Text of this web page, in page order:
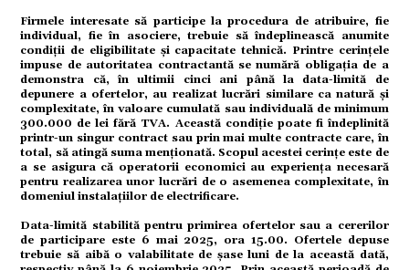
Firmele interesate să participe la procedura de atribuire, fie
individual, fie în asociere, trebuie să îndeplinească anumite
condiții de eligibilitate și capacitate tehnică. Printre cerințele
impuse de autoritatea contractantă se numără obligația de a
demonstra că, în ultimii cinci ani până la data-limită de
depunere a ofertelor, au realizat lucrări similare ca natură și
complexitate, în valoare cumulată sau individuală de minimum
300.000 de lei fără TVA. Această condiție poate fi îndeplinită
printr-un singur contract sau prin mai multe contracte care, în
total, să atingă suma menționată. Scopul acestei cerințe este de
a se asigura că operatorii economici au experiența necesară
pentru realizarea unor lucrări de o asemenea complexitate, în
domeniul instalațiilor de electrificare.
Data-limită stabilită pentru primirea ofertelor sau a cererilor
de participare este 6 mai 2025, ora 15.00. Ofertele depuse
trebuie să aibă o valabilitate de șase luni de la această dată,